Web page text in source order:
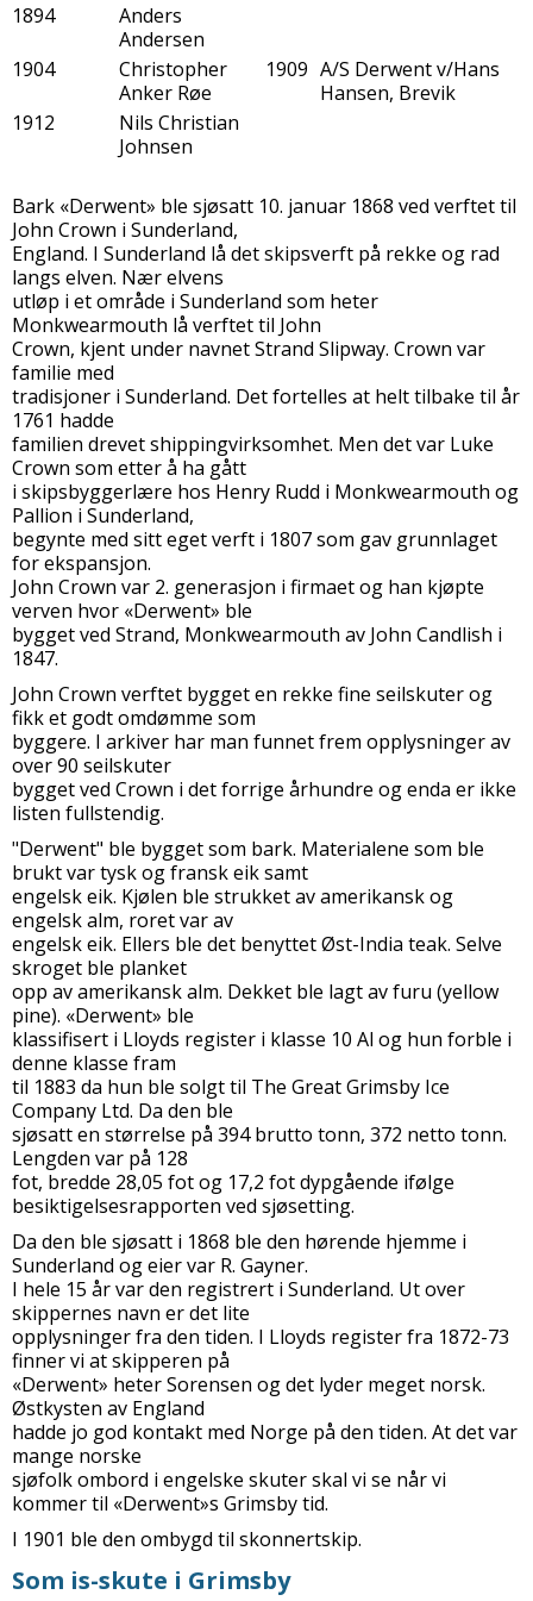
1894
Anders
Andersen
1904
Christopher
Anker Røe
1909 A/S Derwent v/Hans
Hansen, Brevik
1912
Nils Christian
Johnsen
Bark «Derwent» ble sjøsatt 10. januar 1868 ved verftet til
John Crown i Sunderland,
England. I Sunderland lå det skipsverft på rekke og rad
langs elven. Nær elvens
utløp i et område i Sunderland som heter
Monkwearmouth lå verftet til John
Crown, kjent under navnet Strand Slipway. Crown var
familie med
tradisjoner i Sunderland. Det fortelles at helt tilbake til år
1761 hadde
familien drevet shippingvirksomhet. Men det var Luke
Crown som etter å ha gått
i skipsbyggerlære hos Henry Rudd i Monkwearmouth og
Pallion i Sunderland,
begynte med sitt eget verft i 1807 som gav grunnlaget
for ekspansjon.
John Crown var 2. generasjon i firmaet og han kjøpte
verven hvor «Derwent» ble
bygget ved Strand, Monkwearmouth av John Candlish i
1847.
John Crown verftet bygget en rekke fine seilskuter og
fikk et godt omdømme som
byggere. I arkiver har man funnet frem opplysninger av
over 90 seilskuter
bygget ved Crown i det forrige århundre og enda er ikke
listen fullstendig.
"Derwent" ble bygget som bark. Materialene som ble
brukt var tysk og fransk eik samt
engelsk eik. Kjølen ble strukket av amerikansk og
engelsk alm, roret var av
engelsk eik. Ellers ble det benyttet Øst-India teak. Selve
skroget ble planket
opp av amerikansk alm. Dekket ble lagt av furu (yellow
pine). «Derwent» ble
klassifisert i Lloyds register i klasse 10 Al og hun forble i
denne klasse fram
til 1883 da hun ble solgt til The Great Grimsby Ice
Company Ltd. Da den ble
sjøsatt en størrelse på 394 brutto tonn, 372 netto tonn.
Lengden var på 128
fot, bredde 28,05 fot og 17,2 fot dypgående ifølge
besiktigelsesrapporten ved sjøsetting.
Da den ble sjøsatt i 1868 ble den hørende hjemme i
Sunderland og eier var R. Gayner.
I hele 15 år var den registrert i Sunderland. Ut over
skippernes navn er det lite
opplysninger fra den tiden. I Lloyds register fra 1872-73
finner vi at skipperen på
«Derwent» heter Sorensen og det lyder meget norsk.
Østkysten av England
hadde jo god kontakt med Norge på den tiden. At det var
mange norske
sjøfolk ombord i engelske skuter skal vi se når vi
kommer til «Derwent»s Grimsby tid.
I 1901 ble den ombygd til skonnertskip.
Som is-skute i Grimsby